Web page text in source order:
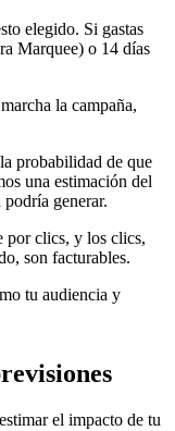
elegido. Si gastas
Marquee) o 14 días
la campaña,
probabilidad de que
una estimación del
generar.
por clics, y los clics,
son facturables.
tu audiencia y
el impacto de tu